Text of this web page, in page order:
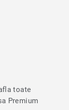
toate
Premium